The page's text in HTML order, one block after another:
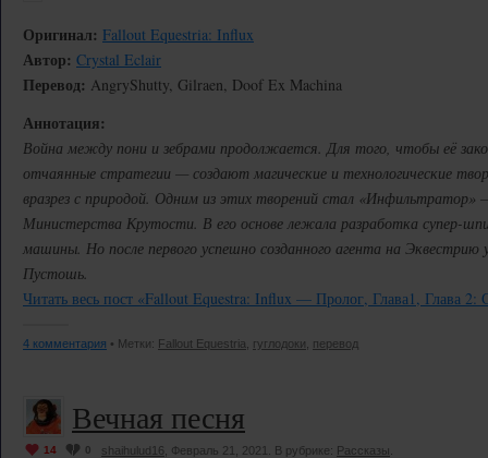
Оригинал: Fallout Equestria: Influx
Автор: Crystal Eclair
Перевод: AngryShutty, Gilraen, Doof Ex Machina
Аннотация:
Война между пони и зебрами продолжается. Для того, чтобы её
отчаянные стратегии — создают магические и технологические
вразрез с природой. Одним из этих творений стал «Инфильтратор»
Министерства Крутости. В его основе лежала разработка супер-
машины. Но после первого успешно созданного агента на Эквестрию
Пустошь.
Читать весь пост «Fallout Equestra: Influx — Пролог, Глава1, Глава 2:
4 комментария • Метки: Fallout Equestria гуглодоки перевод
Вечная песня
14 0 shaihulud16 , Февраль 21, 2021. В рубрике: Рассказы